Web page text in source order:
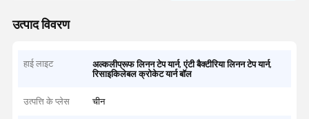
उत्पाद विवरण
हाई लाइट अल्कलीप्रूफ लिनन टेप यार्न,एंटी बैक्टीरिया लिनन टेप यार्न,
रिसाइकिलेबल क्रोकेट यार्न बॉल
उत्पत्ति के प्लेस चीन